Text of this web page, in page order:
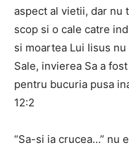
aspect al vietii, dar nu
scop si o cale catre
si moartea Lui Iisus
Sale, invierea Sa a
pentru bucuria pusa
12:2
“Sa-si ia crucea…” nu